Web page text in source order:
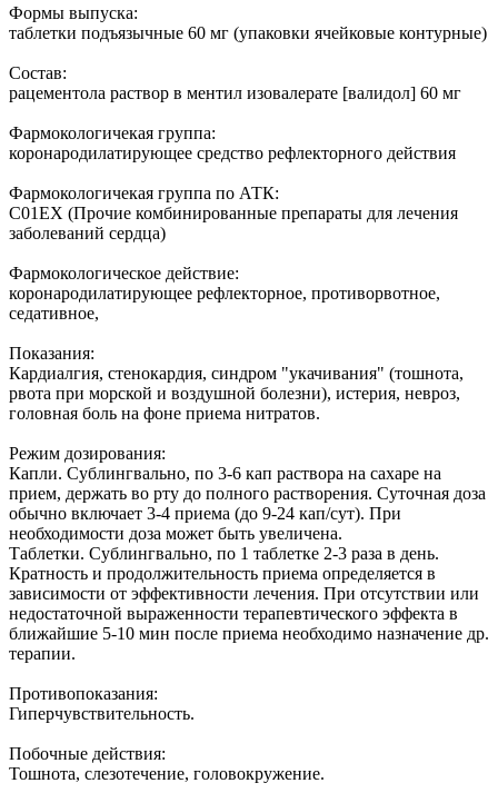
Формы выпуска:
таблетки подъязычные 60 мг (упаковки ячейковые контурные)
Состав:
рацементола раствор в ментил изовалерате [валидол] 60 мг
Фармокологичекая группа:
коронародилатирующее средство рефлекторного действия
Фармокологичекая группа по АТК:
C01EX (Прочие комбинированные препараты для лечения
заболеваний сердца)
Фармокологическое действие:
коронародилатирующее рефлекторное, противорвотное,
седативное,
Показания:
Кардиалгия, стенокардия, синдром "укачивания" (тошнота,
рвота при морской и воздушной болезни), истерия, невроз,
головная боль на фоне приема нитратов.
Режим дозирования:
Капли. Сублингвально, по 3-6 кап раствора на сахаре на
прием, держать во рту до полного растворения. Суточная доза
обычно включает 3-4 приема (до 9-24 кап/сут). При
необходимости доза может быть увеличена.
Таблетки. Сублингвально, по 1 таблетке 2-3 раза в день.
Кратность и продолжительность приема определяется в
зависимости от эффективности лечения. При отсутствии или
недостаточной выраженности терапевтического эффекта в
ближайшие 5-10 мин после приема необходимо назначение др.
терапии.
Противопоказания:
Гиперчувствительность.
Побочные действия:
Тошнота, слезотечение, головокружение.